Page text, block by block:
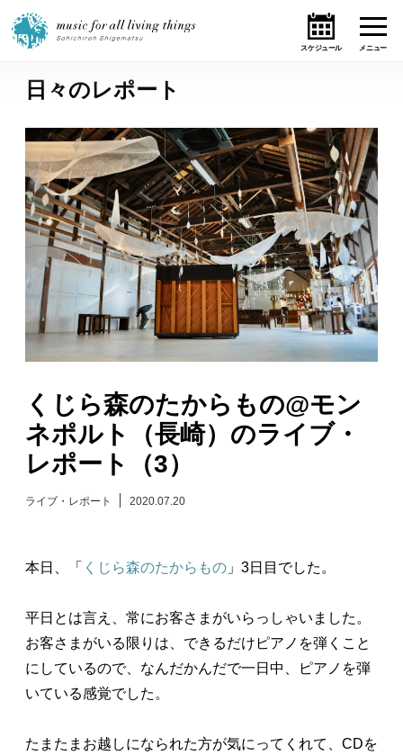
ホーム
ニュース
テーマ
ライブ・スケジュール
作品
オンライン・ショップ
日々のレポート
お問い合わせ
日々のレポート
くじら森のたからもの@モン
ネポルト（長崎）のライブ・
レポート（3）
ライブ・レポート 2020.07.20
本日、「 くじら森のたからもの 」3日目でした。
平日とは言え、常にお客さまがいらっしゃいました。
お客さまがいる限りは、できるだけピアノを弾くこと
にしているので、なんだかんだで一日中、ピアノを弾
いている感覚でした。
たまたまお越しになられた方が気にってくれて、CDを